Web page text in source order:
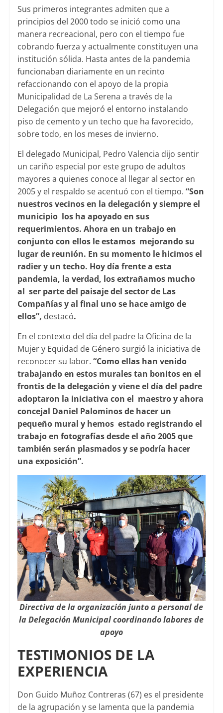
Sus primeros integrantes admiten que a
principios del 2000 todo se inició como una
manera recreacional, pero con el tiempo fue
cobrando fuerza y actualmente constituyen una
institución sólida. Hasta antes de la pandemia
funcionaban diariamente en un recinto
refaccionando con el apoyo de la propia
Municipalidad de La Serena a través de la
Delegación que mejoró el entorno instalando
piso de cemento y un techo que ha favorecido,
sobre todo, en los meses de invierno.
El delegado Municipal, Pedro Valencia dijo sentir
un cariño especial por este grupo de adultos
mayores a quienes conoce al llegar al sector en
2005 y el respaldo se acentuó con el tiempo. “Son
nuestros vecinos en la delegación y siempre el
municipio los ha apoyado en sus
requerimientos. Ahora en un trabajo en
conjunto con ellos le estamos mejorando su
lugar de reunión. En su momento le hicimos el
radier y un techo. Hoy día frente a esta
pandemia, la verdad, los extrañamos mucho
al ser parte del paisaje del sector de Las
Compañías y al final uno se hace amigo de
ellos”, destacó.
En el contexto del día del padre la Oficina de la
Mujer y Equidad de Género surgió la iniciativa de
reconocer su labor. “Como ellas han venido
trabajando en estos murales tan bonitos en el
frontis de la delegación y viene el día del padre
adoptaron la iniciativa con el maestro y ahora
concejal Daniel Palominos de hacer un
pequeño mural y hemos estado registrando el
trabajo en fotografías desde el año 2005 que
también serán plasmados y se podría hacer
una exposición”.
Directiva de la organización junto a personal de
la Delegación Municipal coordinando labores de
apoyo
TESTIMONIOS DE LA
EXPERIENCIA
Don Guido Muñoz Contreras (67) es el presidente
de la agrupación y se lamenta que la pandemia